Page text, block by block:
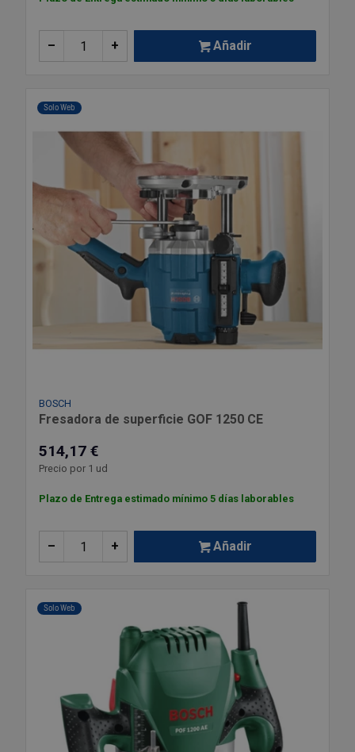
+
– Añadir
Solo Web
BOSCH
Fresadora de superficie GOF 1250 CE
514,17 €
Precio por 1 ud
Plazo de Entrega estimado mínimo 5 días laborables
+
– Añadir
Solo Web